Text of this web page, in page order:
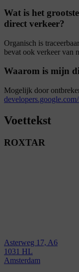
Wat is het
direct verkeer?
Organisch is
bevat ook verkeer van
Waarom is mijn
Mogelijk door
developers.google.com/
Voettekst
ROXTAR
Asterweg 17, A6
1031 HL
Amsterdam